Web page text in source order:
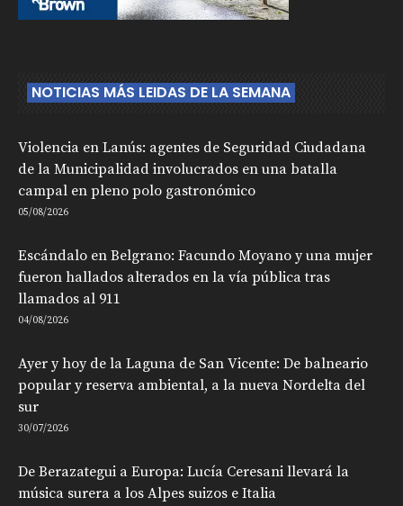
NOTICIAS MÁS LEIDAS DE LA SEMANA
Violencia en Lanús: agentes de Seguridad Ciudadana
de la Municipalidad involucrados en una batalla
campal en pleno polo gastronómico
05/08/2026
Escándalo en Belgrano: Facundo Moyano y una mujer
fueron hallados alterados en la vía pública tras
llamados al 911
04/08/2026
Ayer y hoy de la Laguna de San Vicente: De balneario
popular y reserva ambiental, a la nueva Nordelta del
sur
30/07/2026
De Berazategui a Europa: Lucía Ceresani llevará la
música surera a los Alpes suizos e Italia